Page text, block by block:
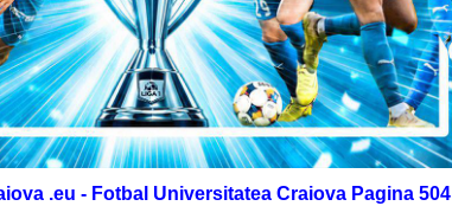
.eu - Fotbal Universitatea Craiova Pagina 504